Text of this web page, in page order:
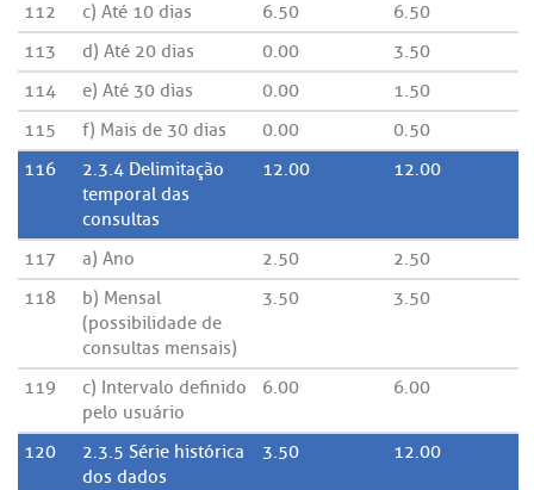
112 c) Até 10 dias 6.50
6.50
113
d) Até 20 dias 0.00
3.50
114
e) Até 30 dias 0.00
1.50
115
f) Mais de 30 dias 0.00
0.50
116
2.3.4 Delimitação
temporal das
consultas
12.00 12.00
117 a) Ano 2.50
2.50
118
b) Mensal
(possibilidade de
consultas mensais)
3.50 3.50
119
c) Intervalo definido
pelo usuário
6.00 6.00
120
2.3.5 Série histórica
dos dados
3.50 12.00